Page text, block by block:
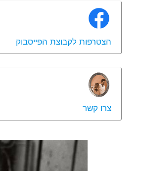
הצטרפות לקבוצת הפייסבוק
צרו קשר